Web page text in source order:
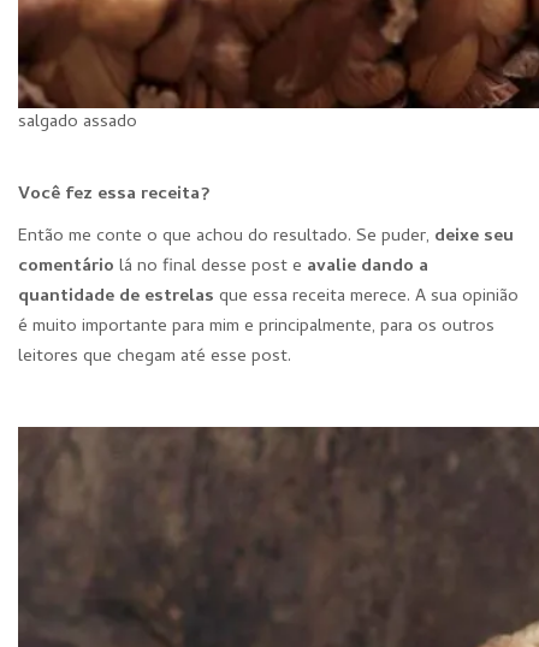
salgado assado
Você fez essa receita?
Então me conte o que achou do resultado. Se puder, deixe seu
comentário lá no final desse post e avalie dando a
quantidade de estrelas que essa receita merece. A sua opinião
é muito importante para mim e principalmente, para os outros
leitores que chegam até esse post.